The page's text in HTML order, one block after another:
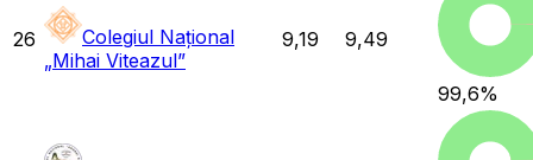
26
Colegiul Național
„Mihai Viteazul”
9,19 9,49
99,6%